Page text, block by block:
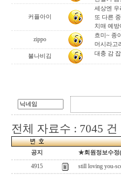
커플아이
세상엔
또 다른
치매 예
zippo
흐미~ 종
머시라고
불나비김
대충 감
전체 자료수 : 7045 건
공지
★회원정보수정
4915
still loving you-